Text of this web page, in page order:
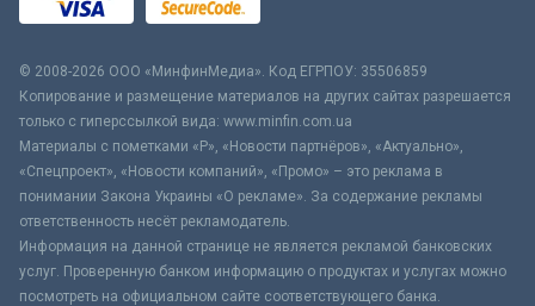
© 2008-2026 ООО «МинфинМедиа». Код ЕГРПОУ: 35506859
Копирование и размещение материалов на других сайтах разрешается
только с гиперссылкой вида: www.minfin.com.ua
Материалы с пометками «Р», «Новости партнёров», «Актуально»,
«Спецпроект», «Новости компаний», «Промо» – это реклама в
понимании Закона Украины «О рекламе». За содержание рекламы
ответственность несёт рекламодатель.
Информация на данной странице не является рекламой банковских
услуг. Проверенную банком информацию о продуктах и услугах можно
посмотреть на официальном сайте соответствующего банка.